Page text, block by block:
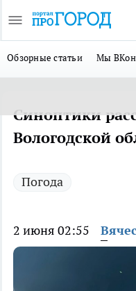
Обзорные статьи Мы
Синоптики
Вологодской
Погода
2 июня 02:55